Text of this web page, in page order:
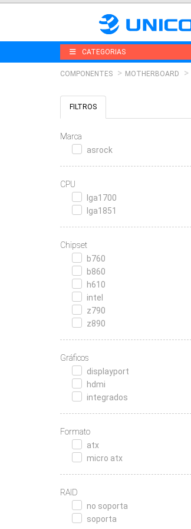
CATEGORIAS
COMPONENTES MOTHERBOARD
FILTROS
Marca
asrock
CPU
lga1700
lga1851
Chipset
b760
b860
h610
intel
z790
z890
Gráficos
displayport
hdmi
integrados
Formato
atx
micro atx
RAID
no soporta
soporta